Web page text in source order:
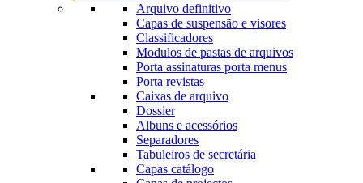
Arquivo definitivo
Capas de suspensão e visores
Classificadores
Modulos de pastas de arquivos
Porta assinaturas porta menus
Porta revistas
Caixas de arquivo
Dossier
Albuns e acessórios
Separadores
Tabuleiros de secretária
Capas catálogo